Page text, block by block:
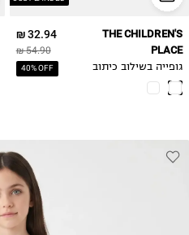
32.94 ₪
54.90 ₪
40% OFF
THE CHILDREN'S
PLACE
גופייה בשילוב כיתוב